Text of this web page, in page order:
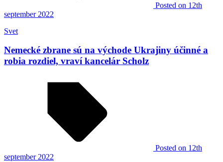
Posted on 12th
september 2022
Svet
Nemecké zbrane sú na východe Ukrajiny účinné a
robia rozdiel, vraví kancelár Scholz
Posted on 12th
september 2022